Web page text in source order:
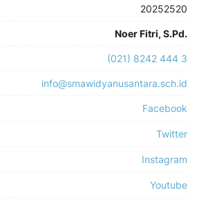
20252520
Noer Fitri, S.Pd.
(021) 8242 444 3
info@smawidyanusantara.sch.id
Facebook
Twitter
Instagram
Youtube